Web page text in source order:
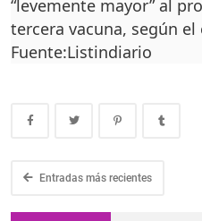
“levemente mayor” al
tercera vacuna, se­gún el
Fuente:Listindiario
Entradas más recientes